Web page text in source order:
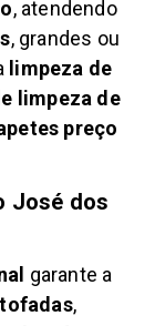
, atendendo
, grandes ou
limpeza de
limpeza de
preço
José dos
garante a
,